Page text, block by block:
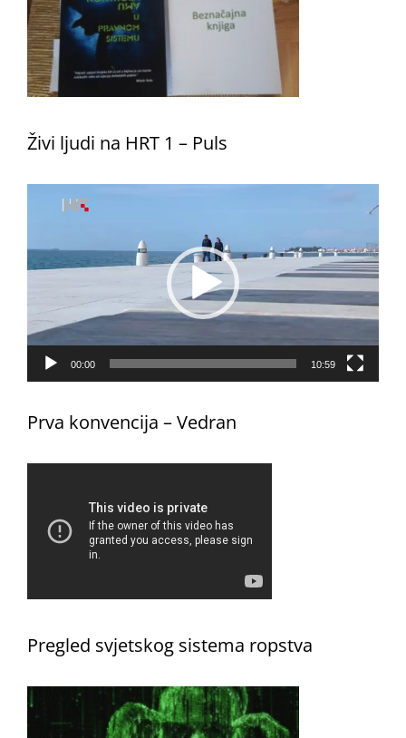
Živi ljudi na HRT 1 – Puls
Reproduktor
videozapisa
00:00 10:59
Prva konvencija – Vedran
Pregled svjetskog sistema ropstva